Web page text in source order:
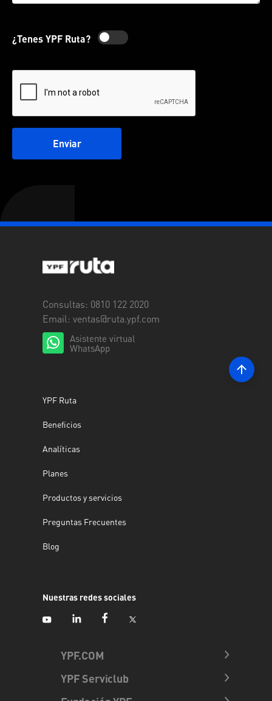
¿Tenes YPF Ruta?
Enviar
Consultas: 0810 122 2020
Email: ventas@ruta.ypf.com
Asistente virtual
WhatsApp
YPF Ruta
Beneficios
Analíticas
Planes
Productos y servicios
Preguntas Frecuentes
Blog
Nuestras redes sociales
YPF.COM
YPF Serviclub